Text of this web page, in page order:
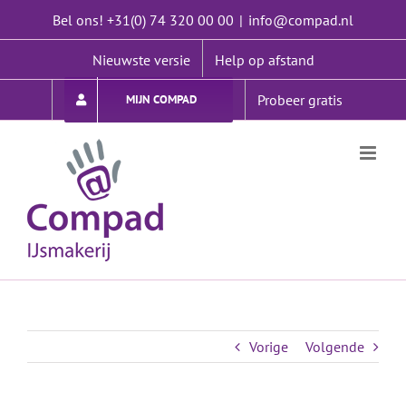
Bel ons! +31(0) 74 320 00 00 | info@compad.nl
Nieuwste versie Help op afstand
MIJN COMPAD Probeer gratis
Vorige Volgende